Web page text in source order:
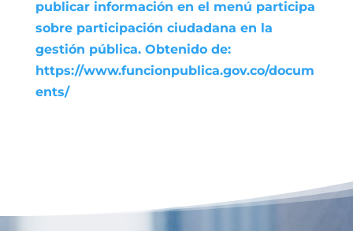
publicar información en el menú participa
sobre participación ciudadana en la
gestión pública. Obtenido de:
https://www.funcionpublica.gov.co/docum
ents/